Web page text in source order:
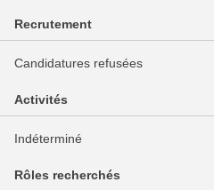
Recrutement
Candidatures refusées
Activités
Indéterminé
Rôles recherchés